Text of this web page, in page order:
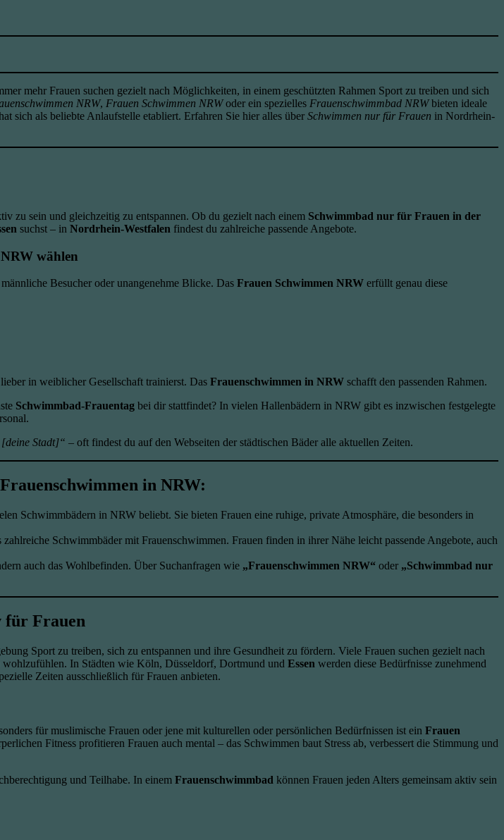
mehr Frauen suchen gezielt nach Möglichkeiten, in einem geschützten Rahmen Sport zu treiben und sich
NRW, Frauen Schwimmen NRWoder ein spezielles Frauenschwimmbad NRWbieten ideale
sich als beliebte Anlaufstelle etabliert. Erfahren Sie hier alles über Schwimmen nur für Frauen in Nordrhein-
zu sein und gleichzeitig zu entspannen. Ob du gezielt nach einem Schwimmbad nur für Frauen in der
suchst – in Nordrhein-Westfalen findest du zahlreiche passende Angebote.
wählen
Besucher oder unangenehme Blicke. Das Frauen Schwimmen NRW erfüllt genau diese
in weiblicher Gesellschaft trainierst. Das Frauenschwimmen in NRW schafft den passenden Rahmen.
Schwimmbad-Frauentag bei dir stattfindet? In vielen Hallenbädern in NRW gibt es inzwischen festgelegte
Stadt]“ – oft findest du auf den Webseiten der städtischen Bäder alle aktuellen Zeiten.
in NRW:
Schwimmbädern in NRW beliebt. Sie bieten Frauen eine ruhige, private Atmosphäre, die besonders in
zahlreiche Schwimmbäder mit Frauenschwimmen. Frauen finden in ihrer Nähe leicht passende Angebote, auch
auch das Wohlbefinden. Über Suchanfragen wie „Frauenschwimmen NRW“ oder „Schwimmbad nur
für Frauen
Sport zu treiben, sich zu entspannen und ihre Gesundheit zu fördern. Viele Frauen suchen gezielt nach
wohlzufühlen. In Städten wie Köln, Düsseldorf, Dortmund und Essen werden diese Bedürfnisse zunehmend
Zeiten ausschließlich für Frauen anbieten.
für muslimische Frauen oder jene mit kulturellen oder persönlichen Bedürfnissen ist ein Frauen
Fitness profitieren Frauen auch mental – das Schwimmen baut Stress ab, verbessert die Stimmung und
und Teilhabe. In einem Frauenschwimmbad können Frauen jeden Alters gemeinsam aktiv sein